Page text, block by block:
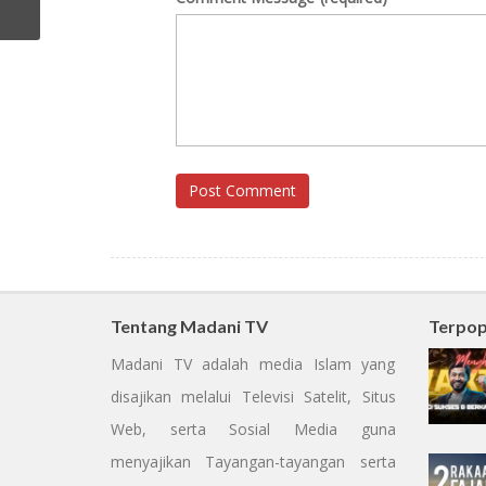
Post Comment
Tentang Madani TV
Madani TV adalah media Islam yang
disajikan melalui Televisi Satelit, Situs
Web, serta Sosial Media guna
menyajikan Tayangan-tayangan serta